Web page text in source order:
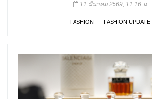
11 มีนาคม 2569, 11:16 น.
FASHION FASHION UPDATE